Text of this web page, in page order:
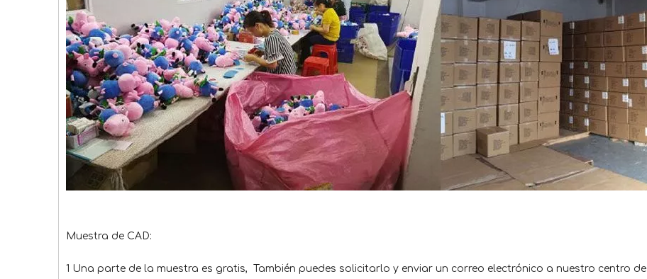
Muestra de CAD:
1 Una parte de la muestra es gratis, También puedes solicitarlo y enviar un correo electrónico a nuestro centro de